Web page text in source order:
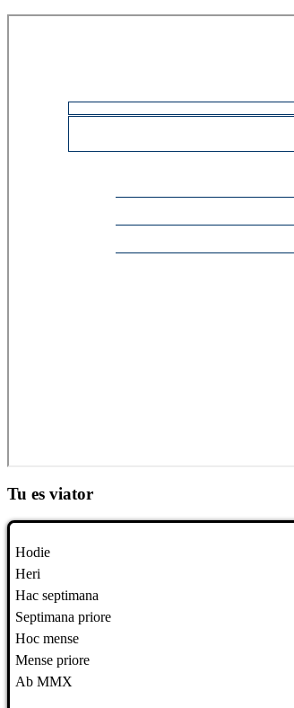
Tu es viator
Hodie
Heri
Hac septimana
Septimana priore
Hoc mense
Mense priore
Ab MMX